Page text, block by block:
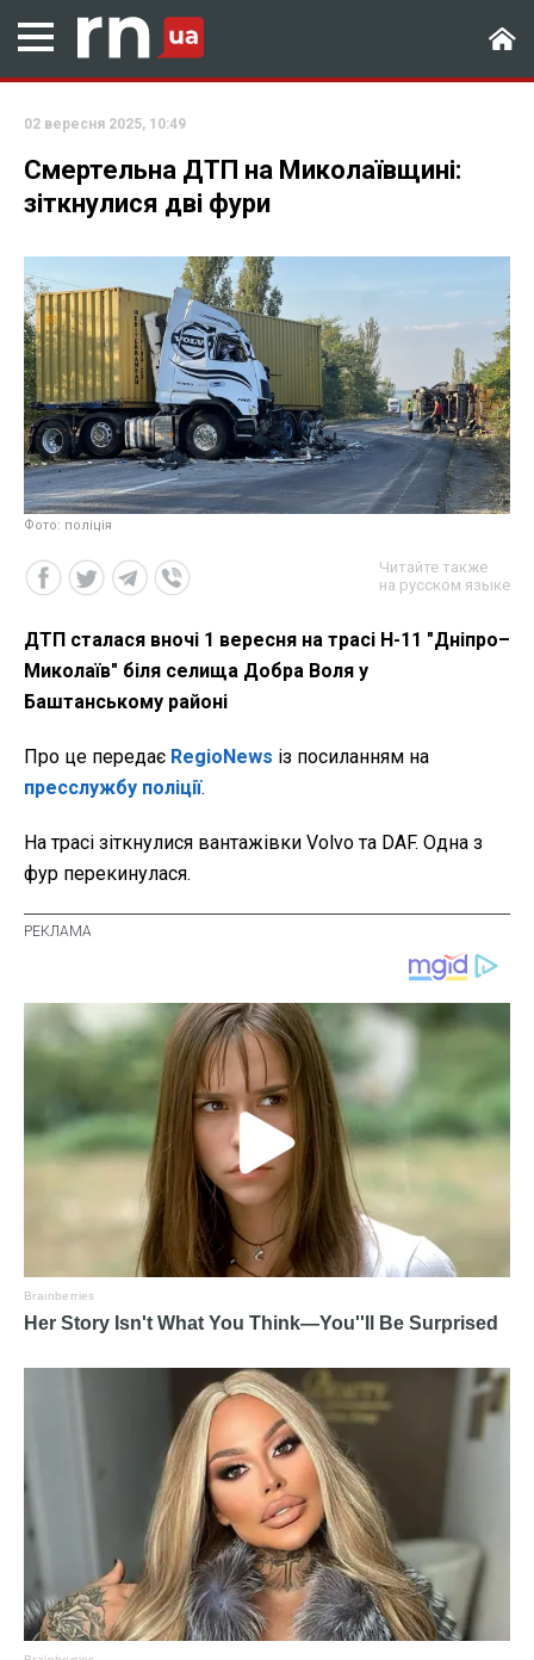
02 вересня 2025, 10:49
Смертельна ДТП на Миколаївщині:
зіткнулися дві фури
Фото: поліція
Читайте также
на русском языке
ДТП сталася вночі 1 вересня на трасі Н-11 "Дніпро–
Миколаїв" біля селища Добра Воля у
Баштанському районі
Про це передає RegioNews із посиланням на
пресслужбу поліції.
На трасі зіткнулися вантажівки Volvo та DAF. Одна з
фур перекинулася.